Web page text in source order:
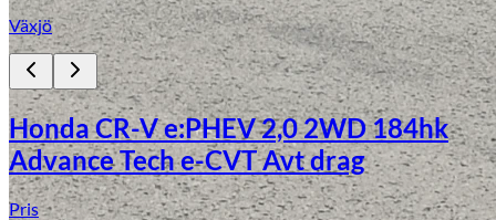
Laga stenskott
Växjö
Honda CR-V e:PHEV 2,0 2WD 184hk
Advance Tech e-CVT Avt drag
Pris